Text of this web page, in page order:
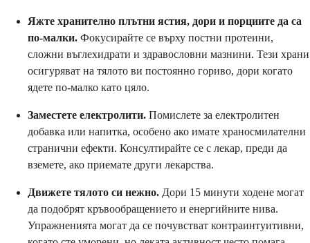
Яжте хранително плътни ястия, дори и порциите да са
по-малки. Фокусирайте се върху постни протеини,
сложни въглехидрати и здравословни мазнини. Тези храни
осигуряват на тялото ви постоянно гориво, дори когато
ядете по-малко като цяло.
Заместете електролити. Помислете за електролитен
добавка или напитка, особено ако имате храносмилателни
странични ефекти. Консултирайте се с лекар, преди да
вземете, ако приемате други лекарства.
Движете тялото си нежно. Дори 15 минути ходене могат
да подобрят кръвообращението и енергийните нива.
Упражненията могат да се почувстват контраинтуитивни,